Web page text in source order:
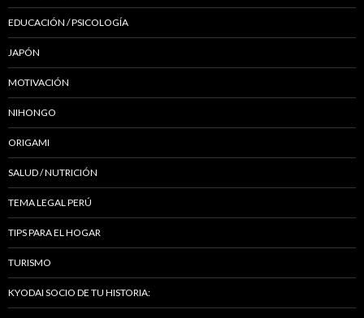
EDUCACIÓN / PSICOLOGÍA
JAPÓN
MOTIVACIÓN
NIHONGO
ORIGAMI
SALUD / NUTRICIÓN
TEMA LEGAL PERÚ
TIPS PARA EL HOGAR
TURISMO
KYODAI SOCIO DE TU HISTORIA: